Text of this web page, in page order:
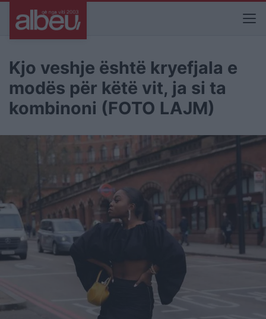
Kjo veshje është kryefjala e
modës për këtë vit, ja si ta
kombinoni (FOTO LAJM)